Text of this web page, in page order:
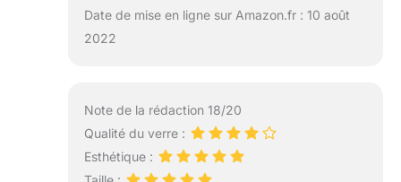
Date de mise en ligne sur Amazon.fr : 10 août
2022
Note de la rédaction 18/20
Qualité du verre :
Esthétique :